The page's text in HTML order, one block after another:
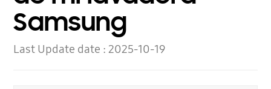
Samsung
Last Update date :2025-10-19